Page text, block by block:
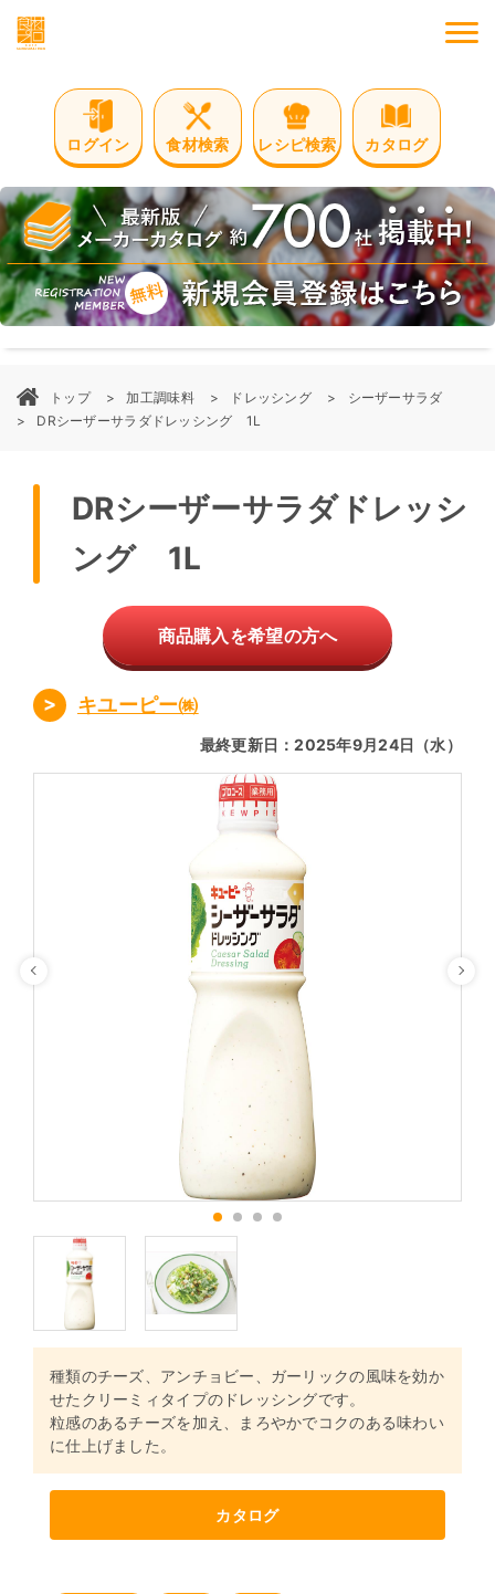
ログイン 食材検索 レシピ検索 カタログ
トップ 加工調味料 ドレッシング
シーザーサラダ
DRシーザーサラダドレッシング 1L
DRシーザーサラダドレッシ
ング 1L
商品購入を希望の方へ
キユーピー㈱
最終更新日：2025年9月24日（水）
種類のチーズ、アンチョビー、ガーリックの風味を効か
せたクリーミィタイプのドレッシングです。
粒感のあるチーズを加え、まろやかでコクのある味わい
に仕上げました。
カタログ